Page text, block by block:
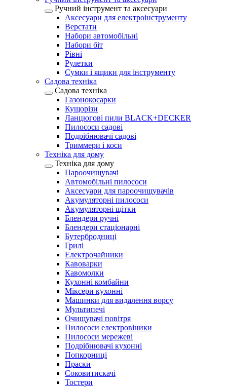
Ручний інструмент та аксесуари
Аксесуари для електроінструменту
Верстати
Набори автомобільні
Набори біт
Рівні
Рулетки
Сумки і ящики для інструменту
Садова техніка
Садова техніка
Газонокосарки
Кущорізи
Ланцюгові пили BLACK+DECKER
Пилососи садові
Подрібнювачі садові
Триммери і коси
Техніка для дому
Техніка для дому
Пароочищувачі
Автомобільні пилососи
Аксесуари для пароочищувачів
Акумуляторні пилососи
Акумуляторні щітки
Блендери ручні
Блендери стаціонарні
Бутербродниці
Грилі
Електрочайники
Кавоварки
Кавомолки
Кухонні комбайни
Міксери кухонні
Машинки для видалення ворсу
Мультипечі
Очищувачі повітря
Пилососи електровіники
Пилососи мережеві
Подрібнювачі кухонні
Попкорниці
Праски
Соковитискачі
Тостери